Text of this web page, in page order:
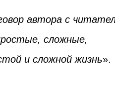
автора с
сложные,
и сложной жизнь».